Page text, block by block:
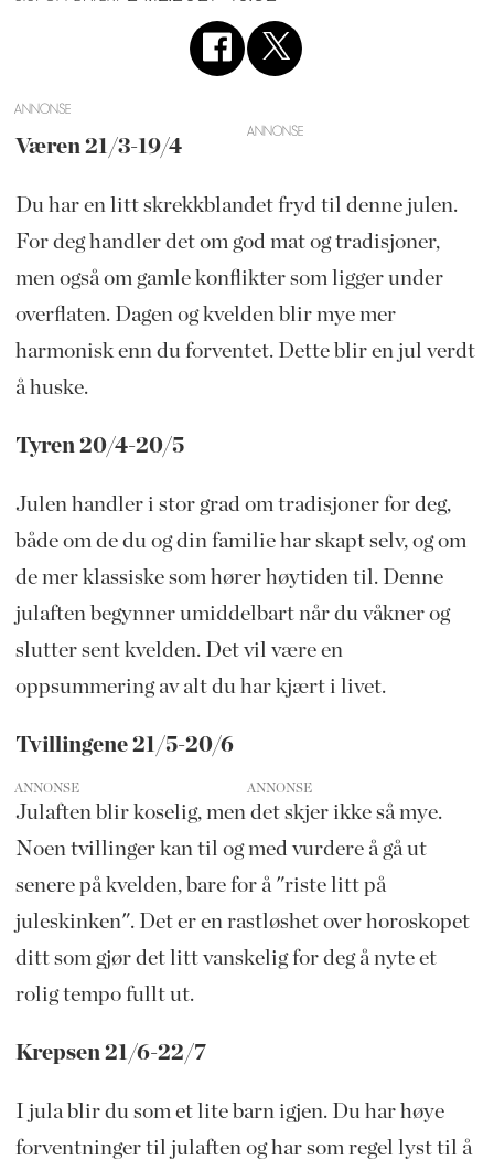
ANNONSE
Væren 21/3-19/4
Du har en litt skrekkblandet fryd til denne julen.
For deg handler det om god mat og tradisjoner,
men også om gamle konflikter som ligger under
overflaten. Dagen og kvelden blir mye mer
harmonisk enn du forventet. Dette blir en jul verdt
å huske.
Tyren 20/4-20/5
Julen handler i stor grad om tradisjoner for deg,
både om de du og din familie har skapt selv, og om
de mer klassiske som hører høytiden til. Denne
julaften begynner umiddelbart når du våkner og
slutter sent kvelden. Det vil være en
oppsummering av alt du har kjært i livet.
Tvillingene 21/5-20/6
ANNONSE
Julaften blir koselig, men det skjer ikke så mye.
Noen tvillinger kan til og med vurdere å gå ut
senere på kvelden, bare for å "riste litt på
juleskinken". Det er en rastløshet over horoskopet
ditt som gjør det litt vanskelig for deg å nyte et
rolig tempo fullt ut.
Krepsen 21/6-22/7
I jula blir du som et lite barn igjen. Du har høye
forventninger til julaften og har som regel lyst til å